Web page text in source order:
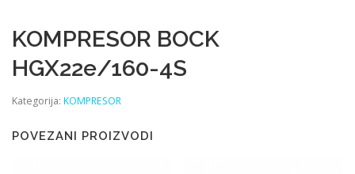
KOMPRESOR BOCK
HGX22e/160-4S
Kategorija: KOMPRESOR
POVEZANI PROIZVODI